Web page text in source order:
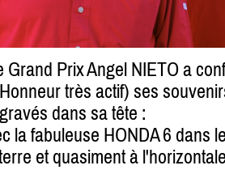
Grand Prix Angel NIETO a
très actif) ses
dans sa tête :
la fabuleuse HONDA 6 dans
et quasiment à